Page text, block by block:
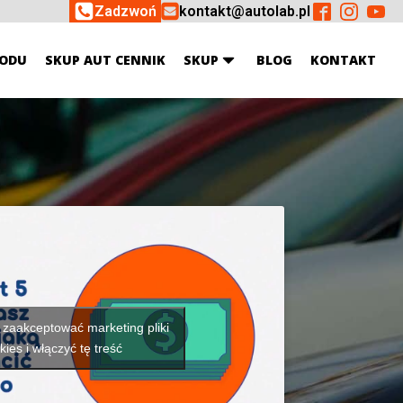
Zadzwoń kontakt@autolab.pl
SKUP AUT CENNIK SKUP BLOG KONTAKT
marketing pliki
i włączyć tę treść